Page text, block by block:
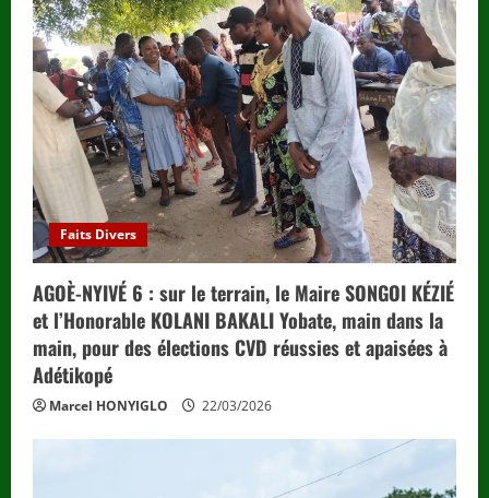
Faits Divers
AGOÈ-NYIVÉ 6 : sur le terrain, le Maire SONGOI KÉZIÉ
et l’Honorable KOLANI BAKALI Yobate, main dans la
main, pour des élections CVD réussies et apaisées à
Adétikopé
Marcel HONYIGLO 22/03/2026